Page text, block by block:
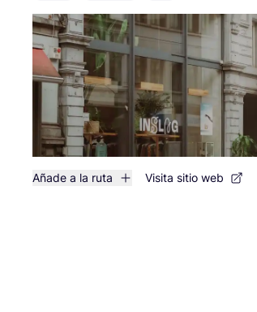
Añade a la ruta Visita sitio web